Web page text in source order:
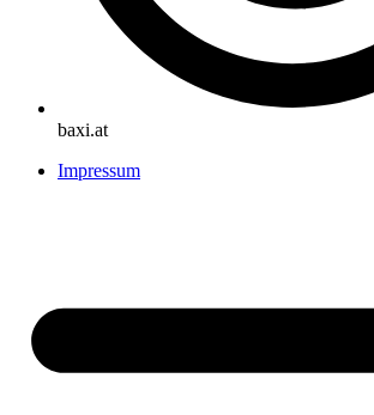
baxi.at
Impressum